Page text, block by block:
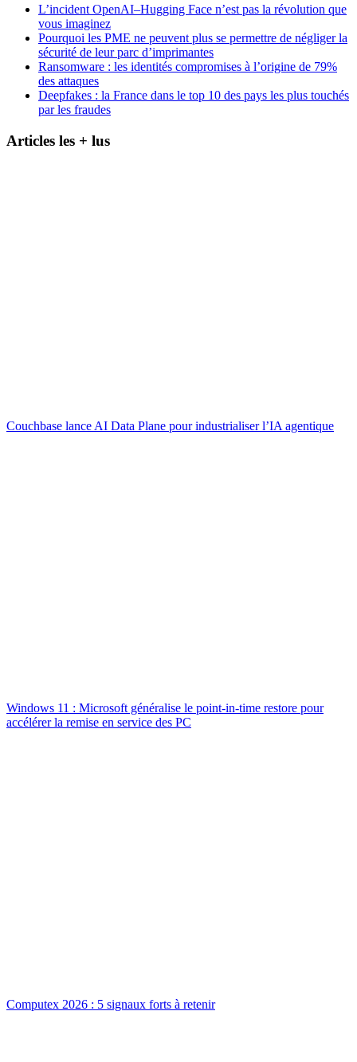
L’incident OpenAI–Hugging Face n’est pas la révolution que
vous imaginez
Pourquoi les PME ne peuvent plus se permettre de négliger la
sécurité de leur parc d’imprimantes
Ransomware : les identités compromises à l’origine de 79%
des attaques
Deepfakes : la France dans le top 10 des pays les plus touchés
par les fraudes
Articles les + lus
Couchbase lance AI Data Plane pour industrialiser l’IA agentique
Windows 11 : Microsoft généralise le point-in-time restore pour
accélérer la remise en service des PC
Computex 2026 : 5 signaux forts à retenir